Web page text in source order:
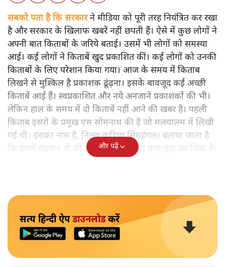
सबको पता है कि सरकारने मीडिया को पूरी तरह नियंत्रित कर रखा
है और सरकार के खिलाफ खबरें नहीं छपती हैं। ऐसे में कुछ लोगों ने
अपनी बात किताबों के जरिये बताई। उसमें भी लोगों को समस्या
आई। कई लोगों ने किताबें खुद प्रकाशित कीं। कई लोगों को उनकी
किताबों के लिए परेशान किया गया। आज के समय में किताब
लिखने से मुश्किल है प्रकाशक ढूंढ़ना। इसके बावजूद कई अच्छी
किताबें आई हैं। स्वप्रकाशित और नये अनजाने प्रकाशकों की भी।
लेकिन हाल के समय में दो किताबें नहीं आने की खबर है। पहली
किताब इसरो के प्रमुख एस सोमनाथ की है जो मलयालम में लिखी
गई थी। इसका नाम है, निलवु कुडिचा सिमहंगल। बताया जाता है
कि इसमें चंद्रयान दो की नाकामी से संबंधित कुछ चूक का जिक्र है।
और पढ़ें
सत्य हिन्दी ऐपडाउनलोडकरें